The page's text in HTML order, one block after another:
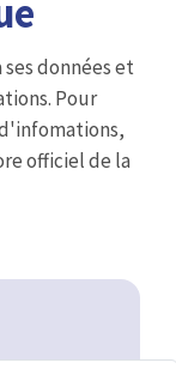
données et
Pour
officiel de la